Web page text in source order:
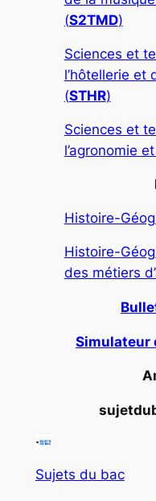
(S2TMD)
Sciences et
l’hôtellerie et
(STHR)
Sciences et
l’agronomie
Histoire-
Histoire-
des métiers
Simulateur
Sujets du bac